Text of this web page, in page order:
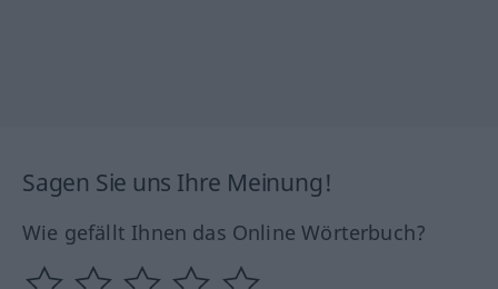
Sagen Sie uns Ihre Meinung!
Wie gefällt Ihnen das Online Wörterbuch?